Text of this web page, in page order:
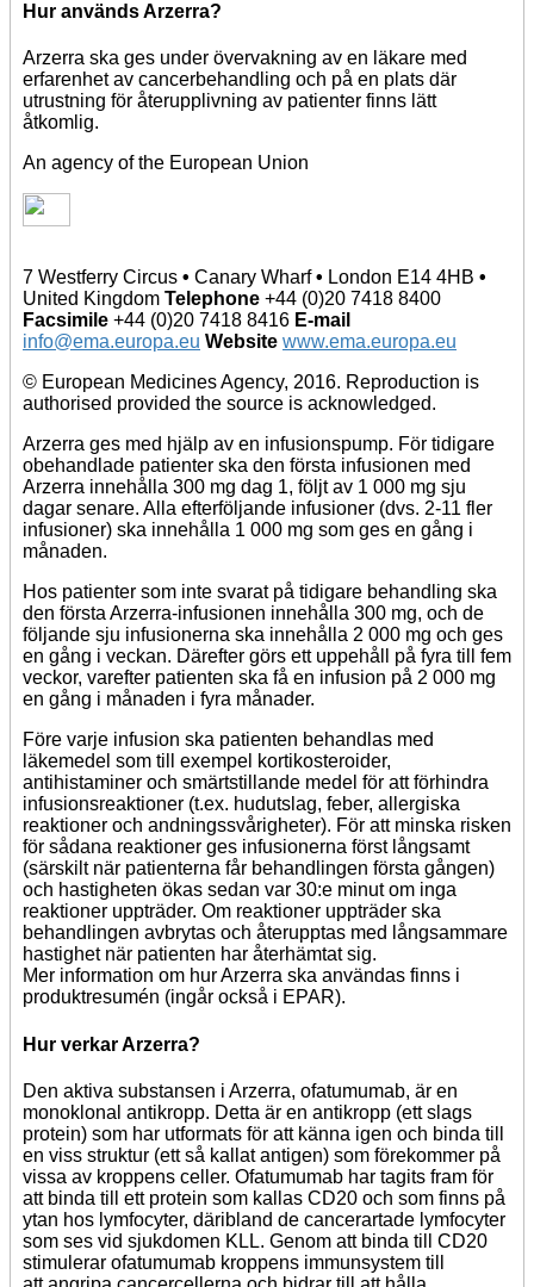
Hur används Arzerra?
Arzerra ska ges under övervakning av en läkare med
erfarenhet av cancerbehandling och på en plats där
utrustning för återupplivning av patienter finns lätt
åtkomlig.
An agency of the European Union
7 Westferry Circus • Canary Wharf• London E14 4HB •
United Kingdom Telephone +44 (0)20 7418 8400
Facsimile +44 (0)20 7418 8416 E-mail
info@ema.europa.eu Website www.ema.europa.eu
© European Medicines Agency, 2016. Reproduction is
authorised provided the source is acknowledged.
Arzerra ges med hjälp av en infusionspump. För tidigare
obehandlade patienter ska den första infusionen med
Arzerra innehålla 300 mg dag 1, följt av 1 000 mg sju
dagar senare. Alla efterföljande infusioner (dvs. 2-11 fler
infusioner) ska innehålla 1 000 mg som ges en gång i
månaden.
Hos patienter som inte svarat på tidigare behandling ska
den första Arzerra-infusionen innehålla 300 mg, och de
följande sju infusionerna ska innehålla 2 000 mg och ges
en gång i veckan. Därefter görs ett uppehåll på fyra till fem
veckor, varefter patienten ska få en infusion på 2 000 mg
en gång i månaden i fyra månader.
Före varje infusion ska patienten behandlas med
läkemedel som till exempel kortikosteroider,
antihistaminer och smärtstillande medel för att förhindra
infusionsreaktioner (t.ex. hudutslag, feber, allergiska
reaktioner och andningssvårigheter). För att minska risken
för sådana reaktioner ges infusionerna först långsamt
(särskilt när patienterna får behandlingen första gången)
och hastigheten ökas sedan var 30:e minut om inga
reaktioner uppträder. Om reaktioner uppträder ska
behandlingen avbrytas och återupptas med långsammare
hastighet när patienten har återhämtat sig.
Mer information om hur Arzerra ska användas finns i
produktresumén (ingår också i EPAR).
Hur verkar Arzerra?
Den aktiva substansen i Arzerra, ofatumumab, är en
monoklonal antikropp. Detta är en antikropp (ett slags
protein) som har utformats för att känna igen och binda till
en viss struktur (ett så kallat antigen) som förekommer på
vissa av kroppens celler. Ofatumumab har tagits fram för
att binda till ett protein som kallas CD20 och som finns på
ytan hos lymfocyter, däribland de cancerartade lymfocyter
som ses vid sjukdomen KLL. Genom att binda till CD20
stimulerar ofatumumab kroppens immunsystem till